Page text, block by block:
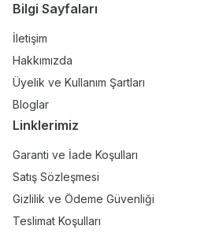
Bilgi Sayfaları
İletişim
Hakkımızda
Üyelik ve Kullanım Şartları
Bloglar
Linklerimiz
Garanti ve İade Koşulları
Satış Sözleşmesi
Gizlilik ve Ödeme Güvenliği
Teslimat Koşulları